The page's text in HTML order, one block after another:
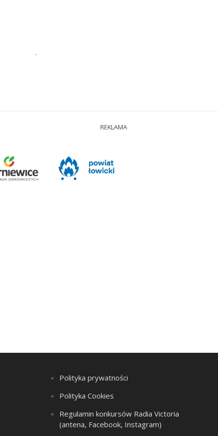
.
REKLAMA
Polityka prywatności
Polityka Cookies
Regulamin konkursów Radia Victoria
(antena, Facebook, Instagram)